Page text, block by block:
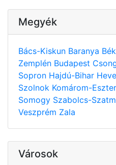
Megyék
Bács-Kiskun Baranya
Zemplén Budapest
Sopron Hajdú-Bihar
Szolnok Komárom-
Somogy Szabolcs-
Veszprém Zala
Városok